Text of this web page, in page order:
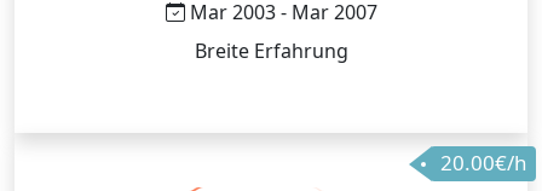
Mar 2003 - Mar 2007
Breite Erfahrung
20.00€/h